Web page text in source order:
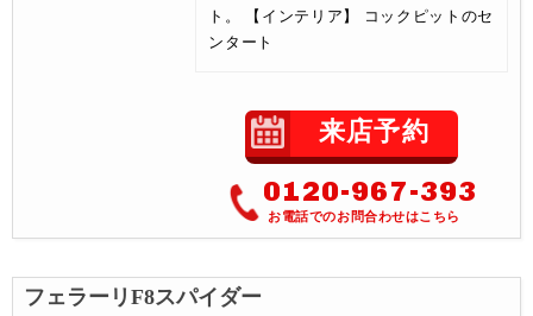
ト。 【インテリア】 コックピットのセ
ンタート
来店予約
0120-967-393
お電話でのお問合わせはこちら
フェラーリF8スパイダー